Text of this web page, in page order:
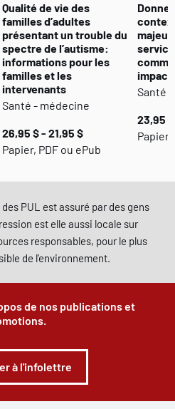
Qualité de vie des
familles d’adultes
présentant un trouble du
spectre de l’autisme:
informations pour les
familles et les
intervenants
Santé - médecine
26,95 $ - 21,95 $
Papier, PDF ou ePub
Santé
23,95
Papier,
PUL est assuré par des gens
est elle aussi locale sur
responsables, pour le plus
de l'environnement.
de nos publications et
à l'infolettre